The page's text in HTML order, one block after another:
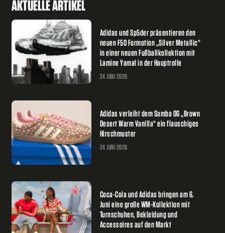
AKTUELLE ARTIKEL
Adidas und Sp5der präsentieren den
neuen F50 Formotion „Silver Metallic“
in einer neuen Fußballkollektion mit
Lamine Yamal in der Hauptrolle
24 JUNI 2026
Adidas verleiht dem Samba OG „Brown
Desert Warm Vanilla“ ein flauschiges
Hirschmuster
24 JUNI 2026
Coca-Cola und Adidas bringen am 6.
Juni eine große WM-Kollektion mit
Turnschuhen, Bekleidung und
Accessoires auf den Markt